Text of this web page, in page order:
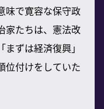
味で寛容な保守政
家たちは、憲法改
ずは経済復興」
位付けをしていた